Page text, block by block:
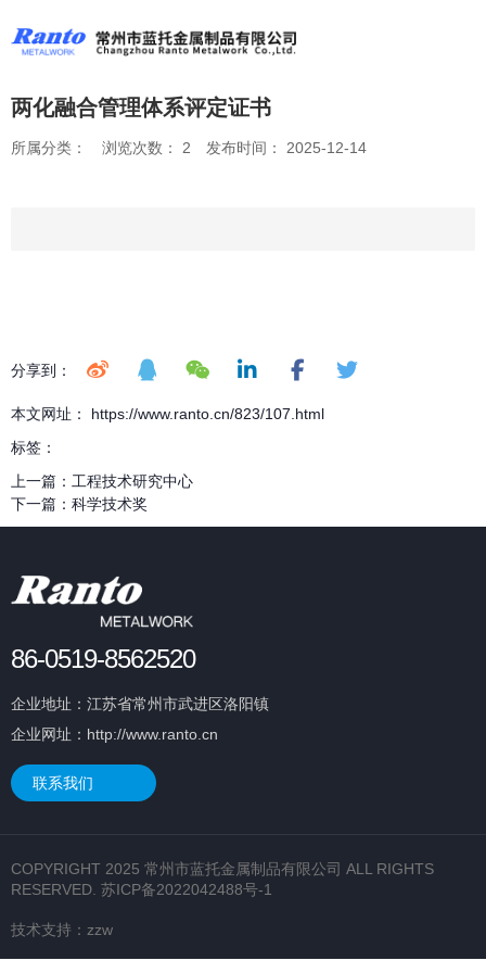
两化融合管理体系评定证书
所属分类： 浏览次数： 2 发布时间： 2025-12-14
分享到：
本文网址： https://www.ranto.cn/823/107.html
标签：
上一篇： 工程技术研究中心
下一篇： 科学技术奖
86-0519-8562520
企业地址：江苏省常州市武进区洛阳镇
企业网址：http://www.ranto.cn
联系我们
COPYRIGHT 2025 常州市蓝托金属制品有限公司 ALL RIGHTS
RESERVED. 苏ICP备2022042488号-1
技术支持： zzw